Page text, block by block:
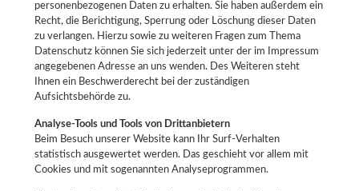
personenbezogenen Daten zu erhalten. Sie haben außerdem ein
Recht, die Berichtigung, Sperrung oder Löschung dieser Daten
zu verlangen. Hierzu sowie zu weiteren Fragen zum Thema
Datenschutz können Sie sich jederzeit unter der im Impressum
angegebenen Adresse an uns wenden. Des Weiteren steht
Ihnen ein Beschwerderecht bei der zuständigen
Aufsichtsbehörde zu.
Analyse-Tools und Tools von Drittanbietern
Beim Besuch unserer Website kann Ihr Surf-Verhalten
statistisch ausgewertet werden. Das geschieht vor allem mit
Cookies und mit sogenannten Analyseprogrammen.